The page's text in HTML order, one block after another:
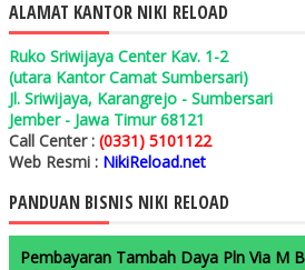
ALAMAT KANTOR NIKI RELOAD
Ruko Sriwijaya Center Kav. 1-2
(utara Kantor Camat Sumbersari)
Jl. Sriwijaya, Karangrejo - Sumbersari
Jember - Jawa Timur 68121
Call Center : (0331) 5101122
Web Resmi : NikiReload.net
PANDUAN BISNIS NIKI RELOAD
Pembayaran Tambah Daya Pln Via M